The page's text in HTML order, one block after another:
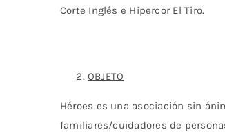
Corte Inglés e Hipercor El Tiro.
OBJETO
Héroes es una asociación sin
familiares/cuidadores de